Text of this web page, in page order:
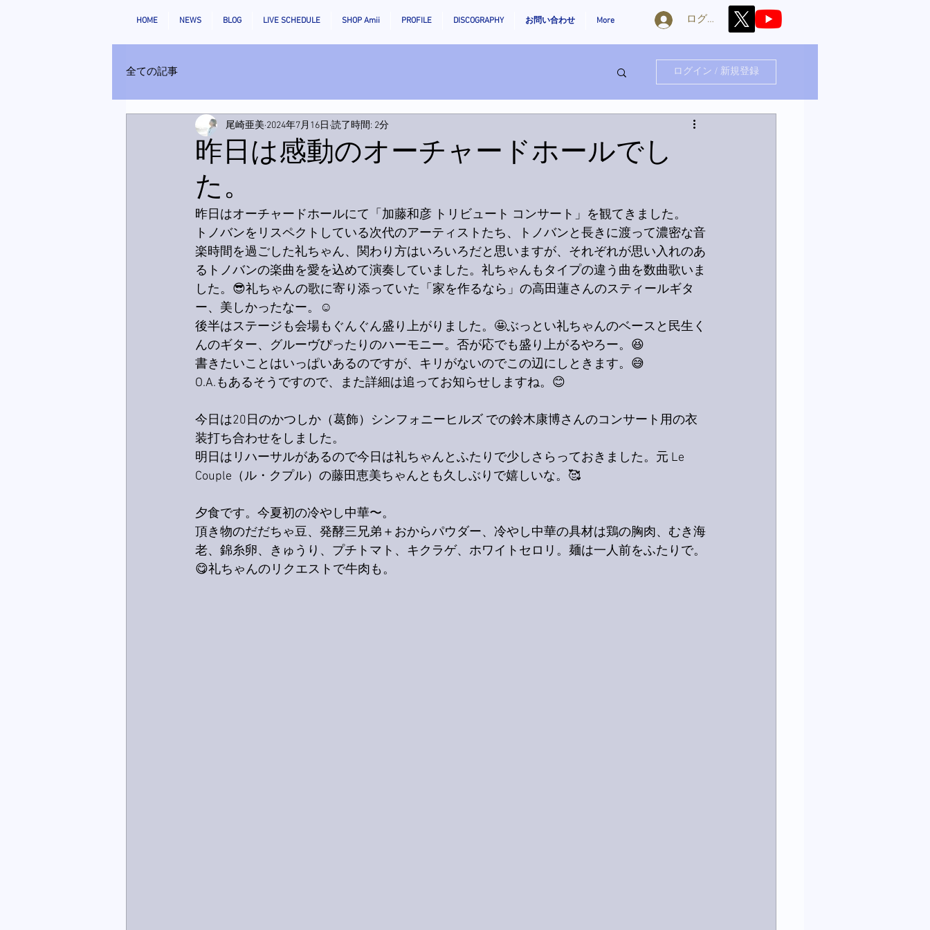
HOME NEWS BLOG LIVE SCHEDULE SHOP Amii PROFILE DISCOGRAPHY お問い合わせ More ログイン
全ての記事 ログイン / 新規登録
昨日は感動のオーチャードホールでし
た。
尾崎亜美 2024年7月16日 読了時間: 2分
昨日はオーチャードホールにて「加藤和彦 トリビュート コンサート」を観てきました。
トノバンをリスペクトしている次代のアーティストたち、トノバンと長きに渡って濃密な音
楽時間を過ごした礼ちゃん、関わり方はいろいろだと思いますが、それぞれが思い入れのあ
るトノバンの楽曲を愛を込めて演奏していました。礼ちゃんもタイプの違う曲を数曲歌いま
した。😎礼ちゃんの歌に寄り添っていた「家を作るなら」の高田蓮さんのスティールギタ
ー、美しかったなー。☺️
後半はステージも会場もぐんぐん盛り上がりました。🤩ぶっとい礼ちゃんのベースと民生く
んのギター、グルーヴぴったりのハーモニー。否が応でも盛り上がるやろー。😆
書きたいことはいっぱいあるのですが、キリがないのでこの辺にしときます。😅
O.A.もあるそうですので、また詳細は追ってお知らせしますね。😊
今日は20日のかつしか（葛飾）シンフォニーヒルズ での鈴木康博さんのコンサート用の衣
装打ち合わせをしました。
明日はリハーサルがあるので今日は礼ちゃんとふたりで少しさらっておきました。元 Le
Couple（ル・クプル）の藤田恵美ちゃんとも久しぶりで嬉しいな。🥰
夕食です。今夏初の冷やし中華〜。
頂き物のだだちゃ豆、発酵三兄弟＋おからパウダー、冷やし中華の具材は鶏の胸肉、むき海
老、錦糸卵、きゅうり、プチトマト、キクラゲ、ホワイトセロリ。麺は一人前をふたりで。
😋礼ちゃんのリクエストで牛肉も。